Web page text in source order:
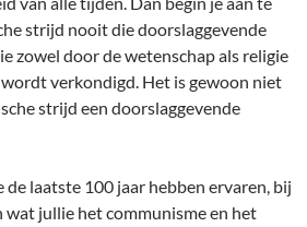
strijd nooit die doorslaggevende
zowel door de wetenschap als religie
verkondigd. Het is gewoon niet
strijd een doorslaggevende
de laatste 100 jaar hebben ervaren, bij
wat jullie het communisme en het